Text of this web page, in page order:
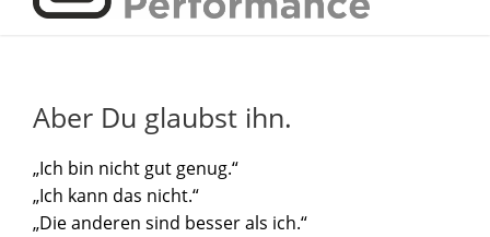
Aber Du glaubst ihn.
„Ich bin nicht gut genug.“
„Ich kann das nicht.“
„Die anderen sind besser als ich.“